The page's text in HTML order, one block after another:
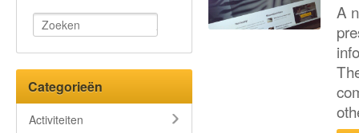
Categorieën
Activiteiten
A